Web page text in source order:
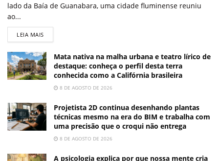
lado da Baía de Guanabara, uma cidade fluminense reuniu
ao...
LEIA MAIS
Mata nativa na malha urbana e teatro lírico de
destaque: conheça o perfil desta terra
conhecida como a Califórnia brasileira
8 DE AGOSTO DE 2026
Projetista 2D continua desenhando plantas
técnicas mesmo na era do BIM e trabalha com
uma precisão que o croqui não entrega
8 DE AGOSTO DE 2026
A psicologia explica por que nossa mente cria